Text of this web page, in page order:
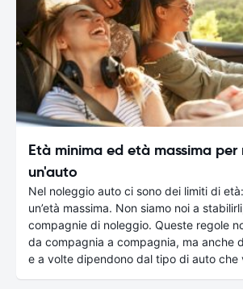
Età minima ed età massima
un'auto
Nel noleggio auto ci sono dei limiti di
un’età massima. Non siamo noi a
compagnie di noleggio. Queste regole
da compagnia a compagnia, ma anche
e a volte dipendono dal tipo di auto che